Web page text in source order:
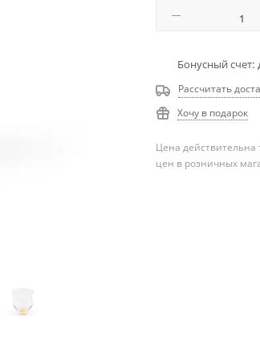
Бонусный счет:
Рассчитать
Хочу в подарок
Цена действительна
цен в розничных